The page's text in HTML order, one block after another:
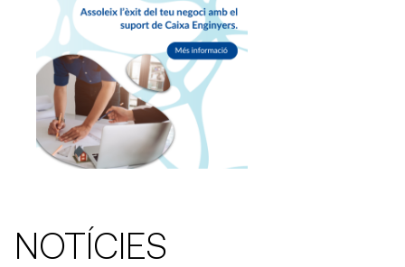
NOTÍCIES